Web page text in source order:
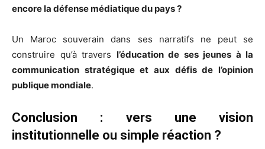
encore la défense médiatique du pays ?
Un Maroc souverain dans ses narratifs ne peut se
construire qu’à travers l’éducation de ses jeunes à la
communication stratégique et aux défis de l’opinion
publique mondiale.
Conclusion : vers une vision
institutionnelle ou simple réaction ?